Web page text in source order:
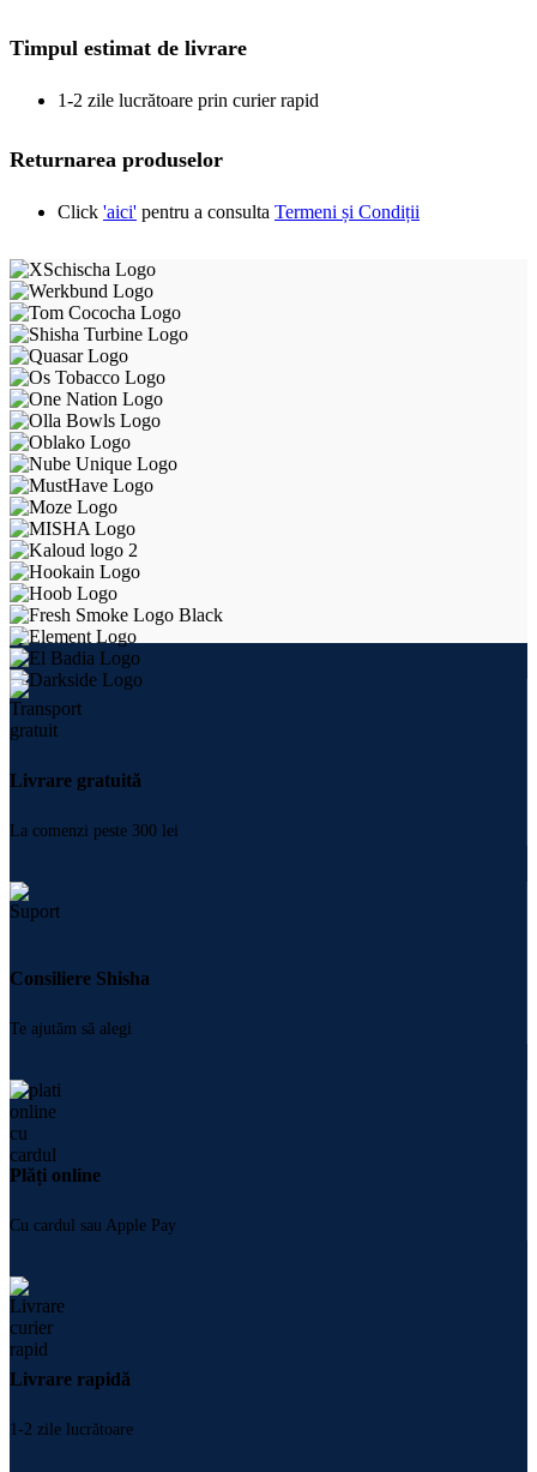
Timpul estimat de livrare
1-2 zile lucrătoare prin curier rapid
Returnarea produselor
Click 'aici' pentru a consulta Termeni și Condiții
Livrare gratuită
La comenzi peste 300 lei
Consiliere Shisha
Te ajutăm să alegi
Plăți online
Cu cardul sau Apple Pay
Livrare rapidă
1-2 zile lucrătoare